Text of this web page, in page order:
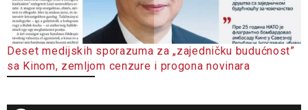
Deset medijskih sporazuma za „zajedničku budućnost”
sa Kinom, zemljom cenzure i progona novinara